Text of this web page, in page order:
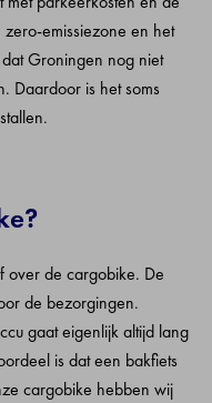
emissiezone en het
Groningen nog niet
Daardoor is het soms
over de cargobike. De
de bezorgingen.
gaat eigenlijk altijd lang
is dat een bakfiets
cargobike hebben wij